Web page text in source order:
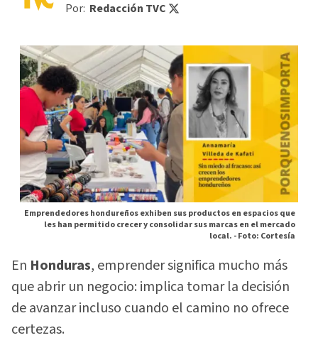
Por: Redacción TVC
Emprendedores hondureños exhiben sus productos en espacios que
les han permitido crecer y consolidar sus marcas en el mercado
local. -Foto: Cortesía
En Honduras, emprender significa mucho más
que abrir un negocio: implica tomar la decisión
de avanzar incluso cuando el camino no ofrece
certezas.